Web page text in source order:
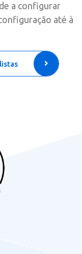
a configurar
até à